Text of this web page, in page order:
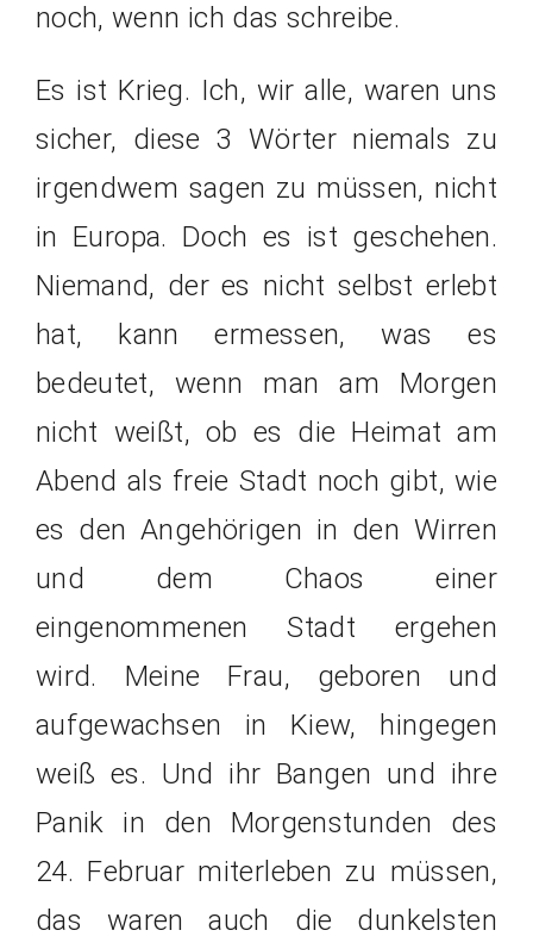
noch, wenn ich das schreibe.
Es ist Krieg. Ich, wir alle, waren uns
sicher, diese 3 Wörter niemals zu
irgendwem sagen zu müssen, nicht
in Europa. Doch es ist geschehen.
Niemand, der es nicht selbst erlebt
hat, kann ermessen, was es
bedeutet, wenn man am Morgen
nicht weißt, ob es die Heimat am
Abend als freie Stadt noch gibt, wie
es den Angehörigen in den Wirren
und dem Chaos einer
eingenommenen Stadt ergehen
wird. Meine Frau, geboren und
aufgewachsen in Kiew, hingegen
weiß es. Und ihr Bangen und ihre
Panik in den Morgenstunden des
24. Februar miterleben zu müssen,
das waren auch die dunkelsten